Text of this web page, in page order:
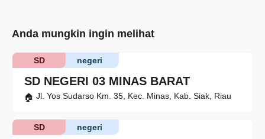
Anda mungkin ingin melihat
SD NEGERI 03 MINAS BARAT
negeri
SD
Jl. Yos Sudarso Km. 35, Kec. Minas, Kab. Siak, Riau
negeri
SD